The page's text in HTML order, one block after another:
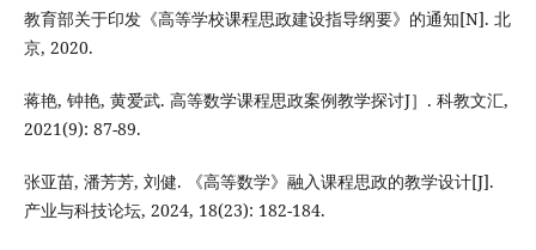
教育部关于印发《高等学校课程思政建设指导纲要》的通知[N]. 北
京, 2020.
蒋艳, 钟艳, 黄爱武. 高等数学课程思政案例教学探讨J］. 科教文汇,
2021(9): 87-89.
张亚苗, 潘芳芳, 刘健. 《高等数学》融入课程思政的教学设计[J].
产业与科技论坛, 2024, 18(23): 182-184.